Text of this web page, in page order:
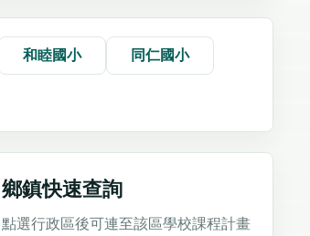
和睦國小 同仁國小
鄉鎮快速查詢
點選行政區後可連至該區學校課程計畫